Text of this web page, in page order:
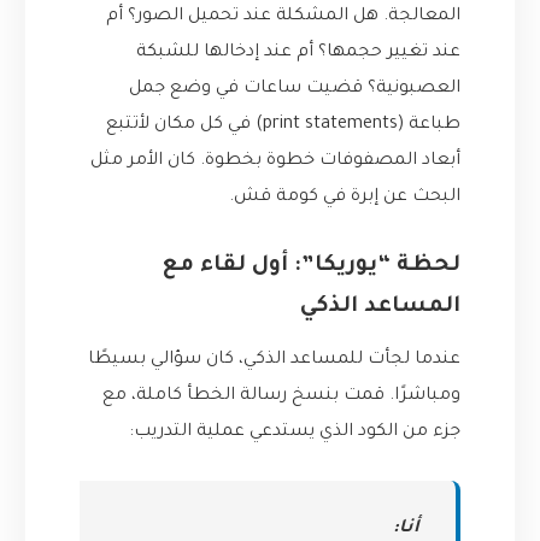
المعالجة. هل المشكلة عند تحميل الصور؟ أم
عند تغيير حجمها؟ أم عند إدخالها للشبكة
العصبونية؟ قضيت ساعات في وضع جمل
طباعة (print statements) في كل مكان لأتتبع
أبعاد المصفوفات خطوة بخطوة. كان الأمر مثل
البحث عن إبرة في كومة قش.
لحظة “يوريكا”: أول لقاء مع
المساعد الذكي
عندما لجأت للمساعد الذكي، كان سؤالي بسيطًا
ومباشرًا. قمت بنسخ رسالة الخطأ كاملة، مع
جزء من الكود الذي يستدعي عملية التدريب:
أنا: